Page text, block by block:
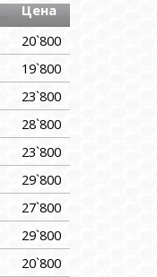
Цена
20`800
19`800
23`800
28`800
23`800
29`800
27`800
29`800
20`800